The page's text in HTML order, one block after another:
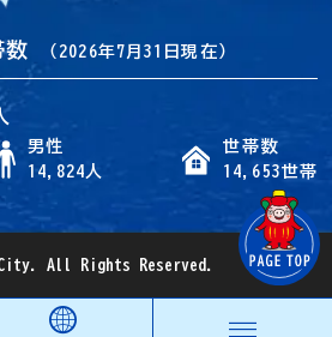
数 （2026年7月31日現在）
男性
14,824人
世帯数
14,653世帯
All Rights Reserved.